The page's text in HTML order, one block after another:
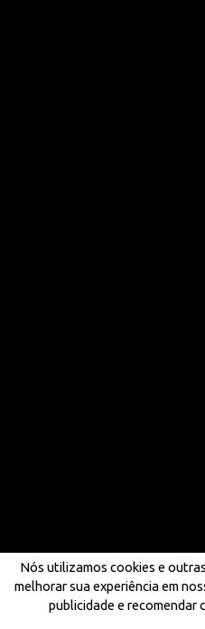
Nós utilizamos cookies e
melhorar sua experiência em
publicidade e recomendar